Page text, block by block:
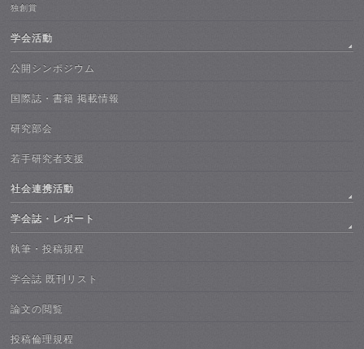
独創賞
学会活動
公開シンポジウム
国際誌・書籍 掲載情報
研究部会
若手研究者支援
社会連携活動
学会誌・レポート
執筆・投稿規程
学会誌 既刊リスト
論文の閲覧
投稿倫理規程